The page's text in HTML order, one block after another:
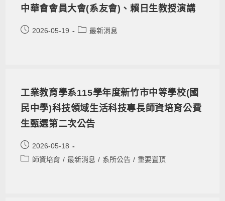
中華會會員大會(系友會)、賴日生教授演講
2026-05-19 最新消息
工業教育學系115學年度新竹市中等學校(國
民中學)科技領域生活科技專長師資培育公費
生甄選第二次公告
2026-05-18
師資培育 / 最新消息 / 系所公告 / 重要置頂